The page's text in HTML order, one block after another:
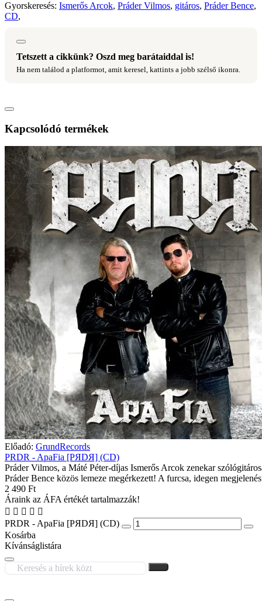
Gyorskeresés: Ismerős Arcok, Práder Vilmos, gitáros, Práder Bence,
CD,
Tetszett a cikkünk? Oszd meg barátaiddal is!
Ha nem találod a platformot, amit keresel, kattints a jobb szélső ikonra.
Kapcsolódó termékek
Előadó: GrundRecords
PRDR - ApaFia [PЯDЯ] (CD)
Práder Vilmos, a Máté Péter-díjas Ismerős Arcok zenekar
Práder Bence közös lemeze megérkezett! A furcsa, idegen
2 490 Ft
Áraink az ÁFA értékét tartalmazzák!
PRDR - ApaFia [PЯDЯ] (CD)
Kosárba
Kívánságlistára